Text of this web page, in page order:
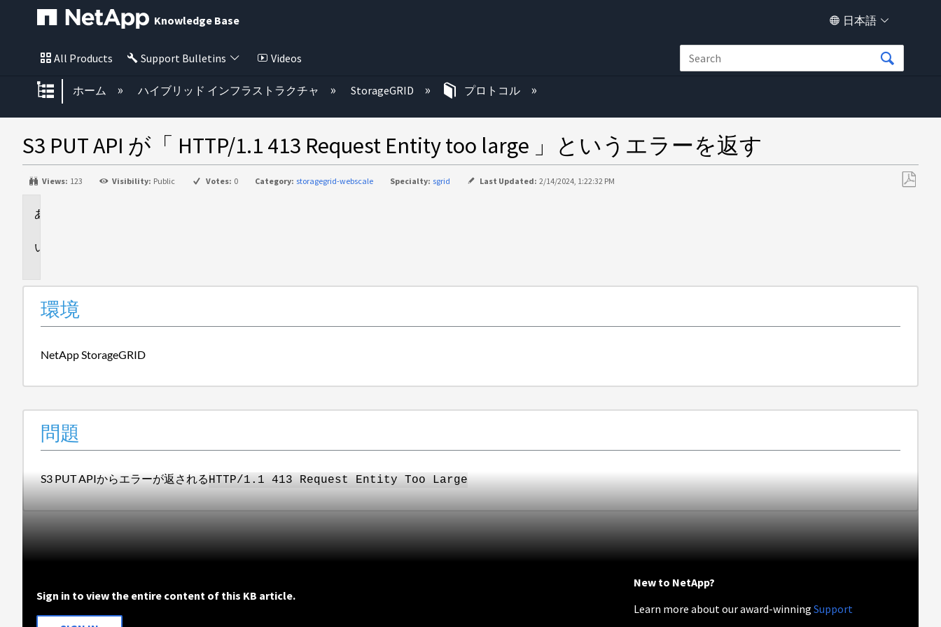
Knowledge Base 日本語
All Products Support Bulletins Videos
グローバル階層を展開/折りたたむ
ホーム ハイブリッド インフラストラクチャ StorageGRID プロトコル
S3 PUT API が「 HTTP/1.1 413 Request Entity too large 」というエラーを返す
Views: 123 Visibility: Public Votes: 0 Category: storagegrid-webscale Specialty: sgrid Last Updated: 2/14/2024, 1:22:32 PM
環境
NetApp StorageGRID
問題
S3 PUT APIからエラーが返されるHTTP/1.1 413 Request Entity Too Large
Sign in to view the entire content of this KB article.
New to NetApp?
Learn more about our award-winningSupport